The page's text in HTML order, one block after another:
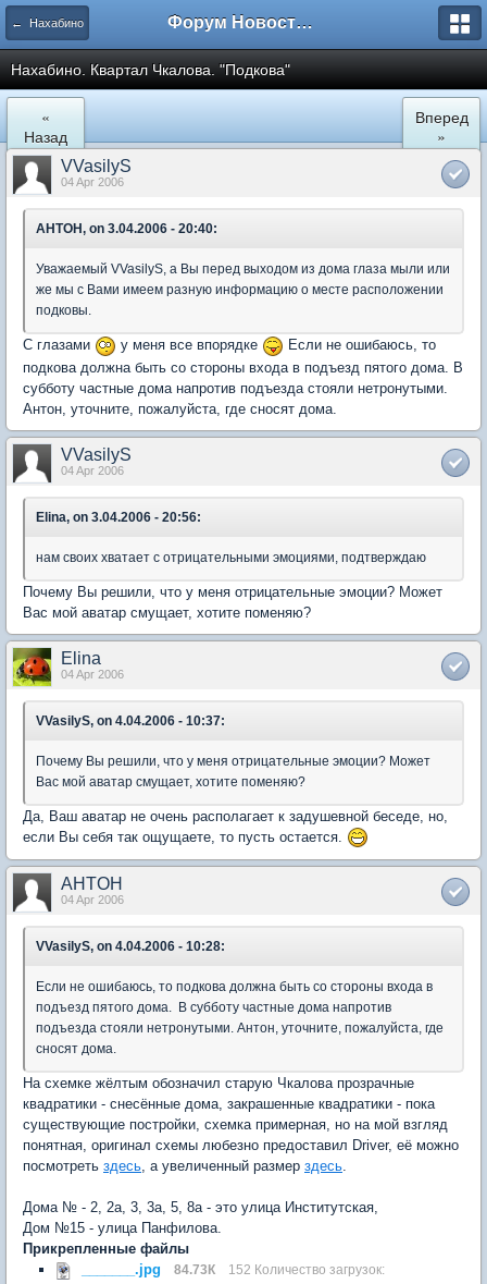
← Нахабино Форум Новостройки
Нахабино. Квартал Чкалова. "Подкова"
«
Назад
Вперед
»
VVasilyS
04 Apr 2006
AHTOH, on 3.04.2006 - 20:40:
Уважаемый VVasilyS, а Вы перед выходом из дома глаза мыли или
же мы с Вами имеем разную информацию о месте расположении
подковы.
С глазами у меня все впорядке
Если не ошибаюсь, то
подкова должна быть со стороны входа в подъезд пятого дома. В
субботу частные дома напротив подъезда стояли нетронутыми.
Антон, уточните, пожалуйста, где сносят дома.
VVasilyS
04 Apr 2006
Elina, on 3.04.2006 - 20:56:
нам своих хватает с отрицательными эмоциями, подтверждаю
Почему Вы решили, что у меня отрицательные эмоции? Может
Вас мой аватар смущает, хотите поменяю?
Elina
04 Apr 2006
VVasilyS, on 4.04.2006 - 10:37:
Почему Вы решили, что у меня отрицательные эмоции? Может
Вас мой аватар смущает, хотите поменяю?
Да, Ваш аватар не очень располагает к задушевной беседе, но,
если Вы себя так ощущаете, то пусть остается.
AHTOH
04 Apr 2006
VVasilyS, on 4.04.2006 - 10:28:
Если не ошибаюсь, то подкова должна быть со стороны входа в
подъезд пятого дома. В субботу частные дома напротив
подъезда стояли нетронутыми. Антон, уточните, пожалуйста, где
сносят дома.
На схемке жёлтым обозначил старую Чкалова прозрачные
квадратики - снесённые дома, закрашенные квадратики - пока
существующие постройки, схемка примерная, но на мой взгляд
понятная, оригинал схемы любезно предоставил Driver, её можно
посмотреть здесь, а увеличенный размер здесь.
Дома № - 2, 2а, 3, 3а, 5, 8а - это улица Институтская,
Дом №15 - улица Панфилова.
Прикрепленные файлы
_______.jpg
84.73К 152 Количество загрузок: